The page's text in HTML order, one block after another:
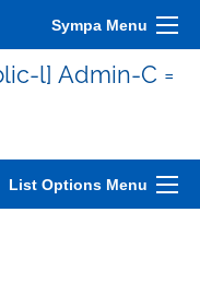
Sympa Menu
l] Admin-C =
List Options Menu